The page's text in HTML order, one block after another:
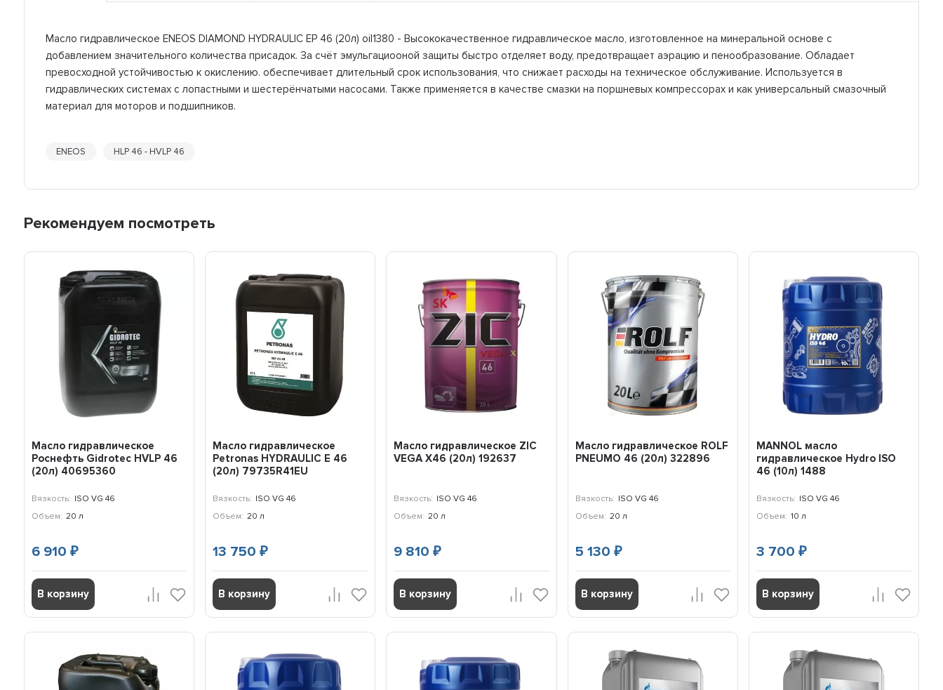
Масло гидравлическое ENEOS DIAMOND HYDRAULIC EP 46 (20л) oil1380 - Высококачественное гидравлическое масло, изготовленное на минеральной основе с
добавлением значительного количества присадок. За счёт эмульгациооной защиты быстро отделяет воду, предотвращает аэрацию и пенообразование. Обладает
превосходной устойчивостью к окислению. обеспечивает длительный срок использования, что снижает расходы на техническое обслуживание. Используется в
гидравлических системах с лопастными и шестерёнчатыми насосами. Также применяется в качестве смазки на поршневых компрессорах и как универсальный смазочный
материал для моторов и подшипников.
ENEOS HLP 46 - HVLP 46
Рекомендуем посмотреть
Масло гидравлическое
Pоснефть Gidrotec HVLP 46
(20л) 40695360
Вязкость: ISO VG 46
Объем: 20 л
6 910₽
В корзину
Масло гидравлическое
Petronas HYDRAULIC E 46
(20л) 79735R41EU
Вязкость: ISO VG 46
Объем: 20 л
13 750₽
В корзину
Масло гидравлическое ZIC
VEGA X46 (20л) 192637
Вязкость: ISO VG 46
Объем: 20 л
9 810₽
В корзину
Масло гидравлическое ROLF
PNEUMO 46 (20л) 322896
Вязкость: ISO VG 46
Объем: 20 л
5 130 ₽
В корзину
MANNOL масло
гидравлическое Hydro ISO
46 (10л) 1488
Вязкость: ISO VG 46
Объем: 10 л
3 700 ₽
В корзину